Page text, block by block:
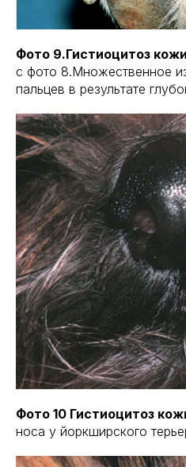
Фото 9.Гистиоцитоз
с фото 8.Множественное
пальцев в результате
Фото 10 Гистиоцитоз
носа у йоркширского